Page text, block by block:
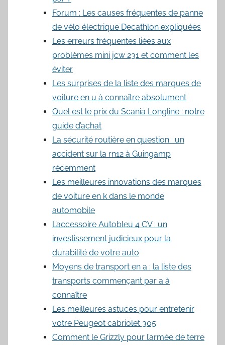
Forum : Les causes fréquentes de panne
de vélo électrique Decathlon expliquées
Les erreurs fréquentes liées aux
problèmes mini jcw 231 et comment les
éviter
Les surprises de la liste des marques de
voiture en u à connaître absolument
Quel est le prix du Scania Longline : notre
guide d’achat
La sécurité routière en question : un
accident sur la rn12 à Guingamp
récemment
Les meilleures innovations des marques
de voiture en k dans le monde
automobile
L’accessoire Autobleu 4 CV : un
investissement judicieux pour la
durabilité de votre auto
Moyens de transport en a : la liste des
transports commençant par a à
connaître
Les meilleures astuces pour entretenir
votre Peugeot cabriolet 305
Comment le Grizzly pour l’armée de terre